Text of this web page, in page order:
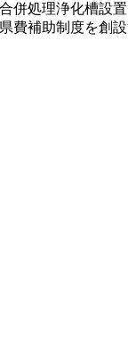
併処理浄化槽設
費補助制度を創